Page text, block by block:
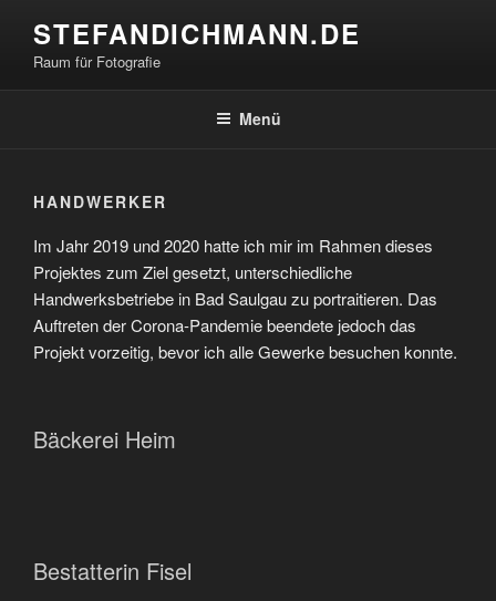
Inhalt
springen
STEFANDICHMANN.DE
Raum für Fotografie
Menü
HANDWERKER
Im Jahr 2019 und 2020 hatte ich mir im Rahmen dieses
Projektes zum Ziel gesetzt, unterschiedliche
Handwerksbetriebe in Bad Saulgau zu portraitieren. Das
Auftreten der Corona-Pandemie beendete jedoch das
Projekt vorzeitig, bevor ich alle Gewerke besuchen konnte.
Bäckerei Heim
Bestatterin Fisel